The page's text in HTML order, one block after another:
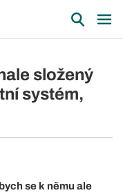
složený
systém,
se k němu ale